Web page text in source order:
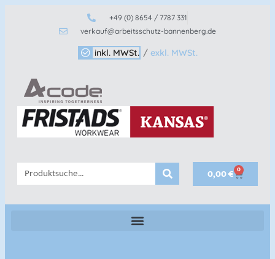
+49 (0) 8654 / 7787 331
verkauf@arbeitsschutz-bannenberg.de
inkl. MWSt. / exkl. MWSt.
0,00€ 0